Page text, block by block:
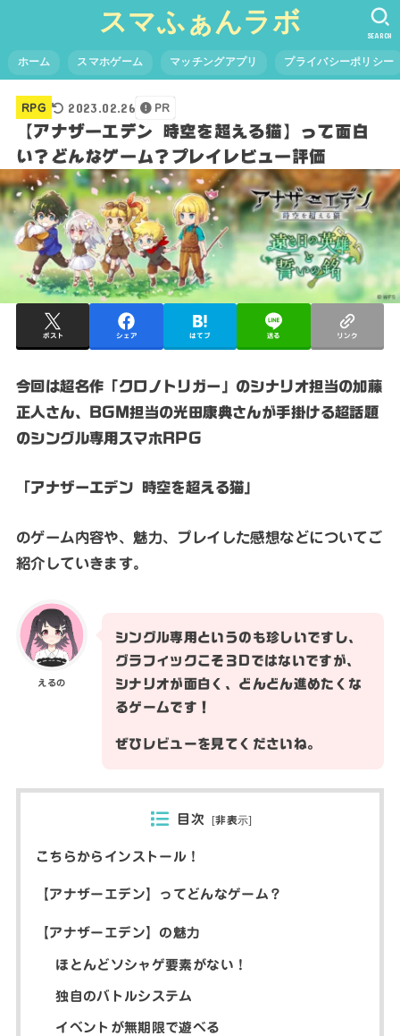
スマふぁんラボ
ホーム スマホゲーム マッチングアプリ プライバシーポリシー
SEARCH
RPG 2023.02.26 PR
【アナザーエデン 時空を超える猫】って面白
い？どんなゲーム？プレイレビュー評価
ポスト シェア はてブ 送る リンク
今回は超名作「クロノトリガー」のシナリオ担当の加藤
正人さん、BGM担当の光田康典さんが手掛ける超話題
のシングル専用スマホRPG
「アナザーエデン 時空を超える猫」
のゲーム内容や、魅力、プレイした感想などについてご
紹介していきます。
えるの
シングル専用というのも珍しいですし、
グラフィックこそ３Dではないですが、
シナリオが面白く、どんどん進めたくな
るゲームです！
ぜひレビューを見てくださいね。
目次 [非表示]
こちらからインストール！
【アナザーエデン】ってどんなゲーム？
【アナザーエデン】の魅力
ほとんどソシャゲ要素がない！
独自のバトルシステム
イベントが無期限で遊べる